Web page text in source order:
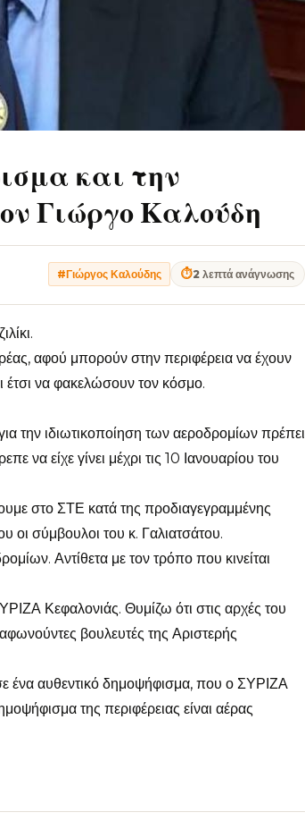
και την
Γιώργο Καλούδη
#Γιώργος Καλούδης ⏱2 λεπτά ανάγνωσης
αφού μπορούν στην περιφέρεια να έχουν
έτσι να φακελώσουν τον κόσμο.
την ιδιωτικοποίηση των αεροδρομίων πρέπει
να είχε γίνει μέχρι τις 10 Ιανουαρίου του
στο ΣΤΕ κατά της προδιαγεγραμμένης
σύμβουλοι του κ. Γαλιατσάτου.
Αντίθετα με τον τρόπο που κινείται
Κεφαλονιάς. Θυμίζω ότι στις αρχές του
βουλευτές της Αριστερής
ένα αυθεντικό δημοψήφισμα, που ο ΣΥΡΙΖΑ
της περιφέρειας είναι αέρας